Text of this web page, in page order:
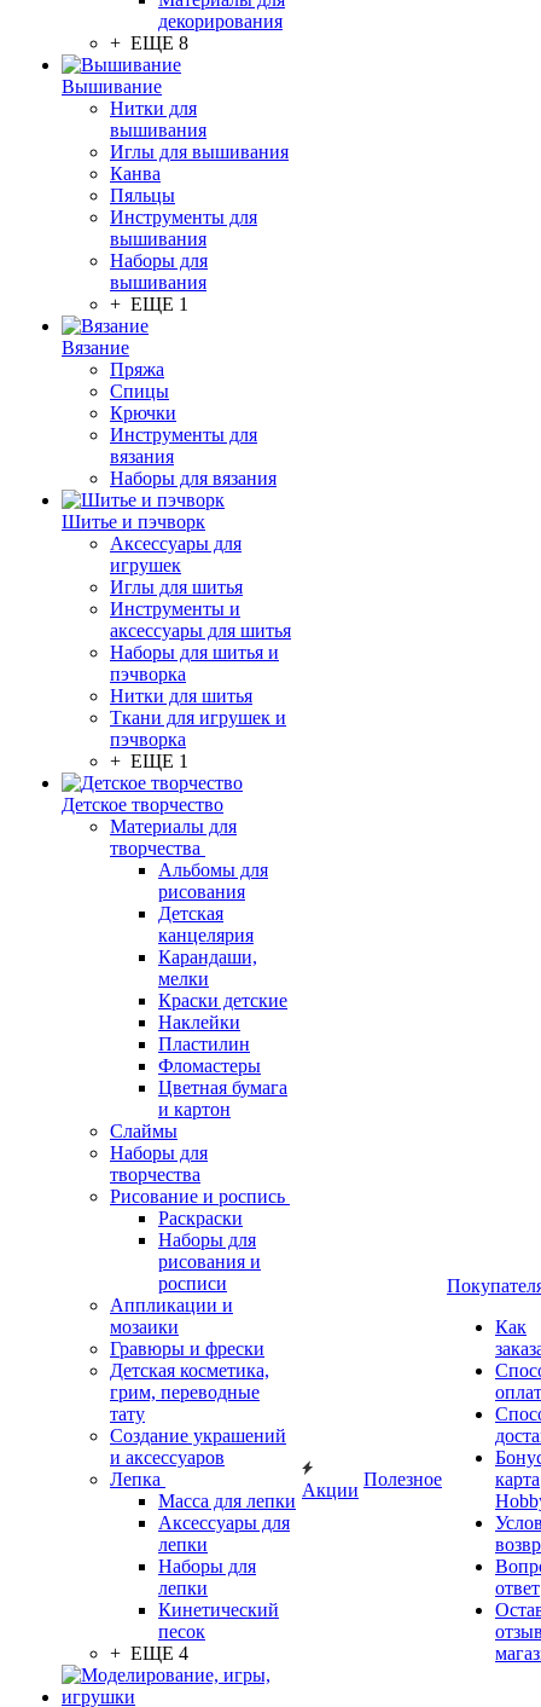
декорирования
+ ЕЩЕ 8
Вышивание
Нитки для
вышивания
Иглы для вышивания
Канва
Пяльцы
Инструменты для
вышивания
Наборы для
вышивания
+ ЕЩЕ 1
Вязание
Пряжа
Спицы
Крючки
Инструменты для
вязания
Наборы для вязания
Шитье и пэчворк
Аксессуары для
игрушек
Иглы для шитья
Инструменты и
аксессуары для шитья
Наборы для шитья и
пэчворка
Нитки для шитья
Ткани для игрушек и
пэчворка
+ ЕЩЕ 1
Детское творчество
Материалы для
творчества
Альбомы для
рисования
Детская
канцелярия
Карандаши,
мелки
Краски детские
Наклейки
Пластилин
Фломастеры
Цветная бумага
и картон
Слаймы
Наборы для
творчества
Рисование и роспись
Раскраски
Наборы для
рисования и
росписи
Аппликации и
мозаики
Гравюры и фрески
Детская косметика,
грим, переводные
тату
Создание украшений
и аксессуаров
Лепка
Масса для лепки
Аксессуары для
лепки
Наборы для
лепки
Кинетический
песок
+ ЕЩЕ 4
Акции
Полезное
Как
карта
ответ